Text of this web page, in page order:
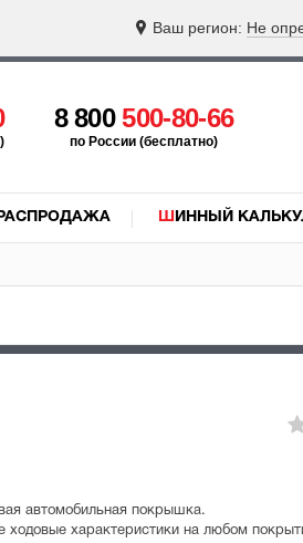
Ваш регион: Не
8 800500-80-66
по России (бесплатно)
РАСПРОДАЖА ШИННЫЙ
автомобильная покрышка.
ходовые характеристики на любом